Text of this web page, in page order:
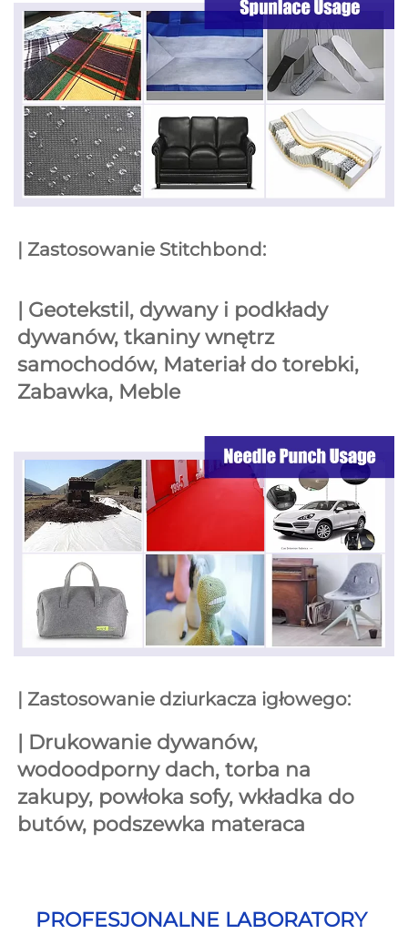
| Zastosowanie Stitchbond:
Geotekstil, dywany i podkłady
dywanów, tkaniny wnętrz
samochodów,
Zabawka, Meble
| Zastosowanie dziurkacza igłowego:
Drukowanie dywanów,
wodoodporny dach, torba na
zakupy, powłoka sofy, wkładka do
butów, podszewka materaca
PROFESJONALNE LABORATORY